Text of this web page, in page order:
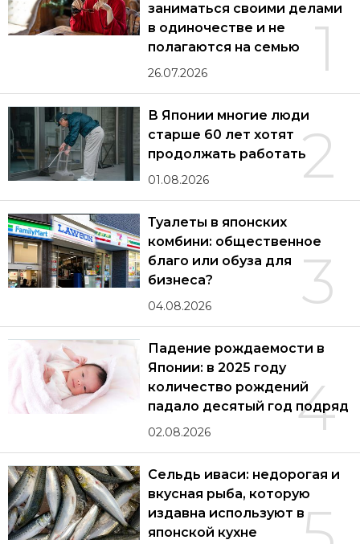
1
заниматься своими делами
в одиночестве и не
полагаются на семью
26.07.2026
2
В Японии многие люди
старше 60 лет хотят
продолжать работать
01.08.2026
3
Туалеты в японских
комбини: общественное
благо или обуза для
бизнеса?
04.08.2026
4
Падение рождаемости в
Японии: в 2025 году
количество рождений
падало десятый год подряд
02.08.2026
Сельдь иваси: недорогая и
вкусная рыба, которую
издавна используют в
японской кухне